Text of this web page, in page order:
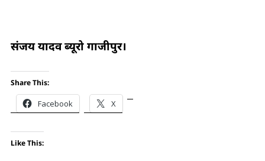
संजय यादव ब्यूरो गाजीपुर।
Share This:
Facebook X
Like This: